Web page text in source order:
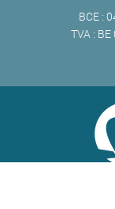
BCE :
TVA : BE